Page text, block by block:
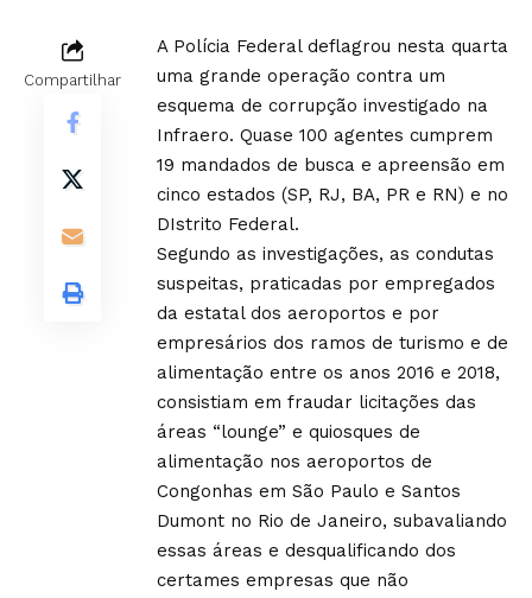
Compartilhar
A Polícia Federal deflagrou nesta quarta
uma grande operação contra um
esquema de corrupção investigado na
Infraero. Quase 100 agentes cumprem
19 mandados de busca e apreensão em
cinco estados (SP, RJ, BA, PR e RN) e no
DIstrito Federal.
Segundo as investigações, as condutas
suspeitas, praticadas por empregados
da estatal dos aeroportos e por
empresários dos ramos de turismo e de
alimentação entre os anos 2016 e 2018,
consistiam em fraudar licitações das
áreas “lounge” e quiosques de
alimentação nos aeroportos de
Congonhas em São Paulo e Santos
Dumont no Rio de Janeiro, subavaliando
essas áreas e desqualificando dos
certames empresas que não